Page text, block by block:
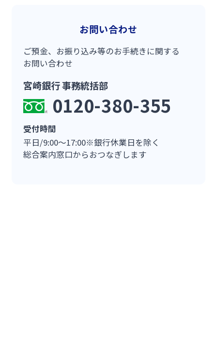
お問い合わせ
ご預金、お振り込み等のお手続きに関する
お問い合わせ
宮崎銀行 事務統括部
0120-380-355
受付時間
平日/9:00～17:00※銀行休業日を除く
総合案内窓口からおつなぎします